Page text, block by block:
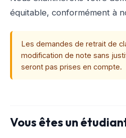
équitable, conformément à
Les demandes de retrait de
modification de note sans
seront pas prises en compte.
Vous êtes un